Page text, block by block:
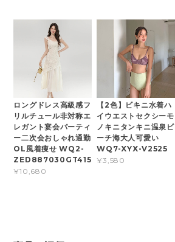
ロングドレス高級感フ
リルチュール非対称エ
レガント宴会パーティ
ー二次会おしゃれ通勤
OL風着痩せ WQ2-
ZED887030GT415
¥10,680
【2色】ビキニ水着ハ
イウエストセクシーモ
ノキニタンキニ温泉ビ
ーチ海大人可愛い
WQ7-XYX-V2525
¥3,580